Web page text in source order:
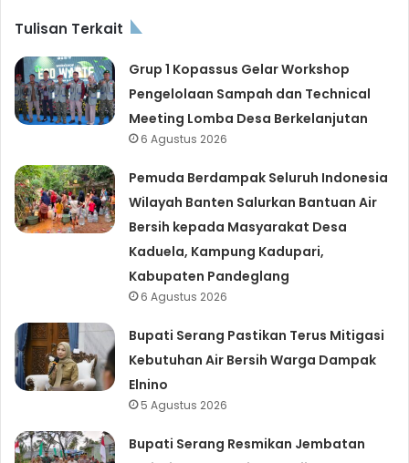
Tulisan Terkait
Grup 1 Kopassus Gelar Workshop
Pengelolaan Sampah dan Technical
Meeting Lomba Desa Berkelanjutan
6 Agustus 2026
Pemuda Berdampak Seluruh Indonesia
Wilayah Banten Salurkan Bantuan Air
Bersih kepada Masyarakat Desa
Kaduela, Kampung Kadupari,
Kabupaten Pandeglang
6 Agustus 2026
Bupati Serang Pastikan Terus Mitigasi
Kebutuhan Air Bersih Warga Dampak
Elnino
5 Agustus 2026
Bupati Serang Resmikan Jembatan